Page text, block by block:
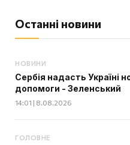
Останні новини
НОВИНИ
Сербія надасть Україні
допомоги - Зеленський
14:01 | 8.08.2026
ГОЛОВНЕ